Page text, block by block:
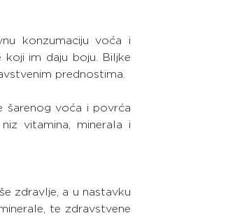
konzumaciju voća i
im daju boju. Biljke
prednostima.
šarenog voća i povrća
vitamina, minerala i
zdravlje, a u nastavku
te zdravstvene